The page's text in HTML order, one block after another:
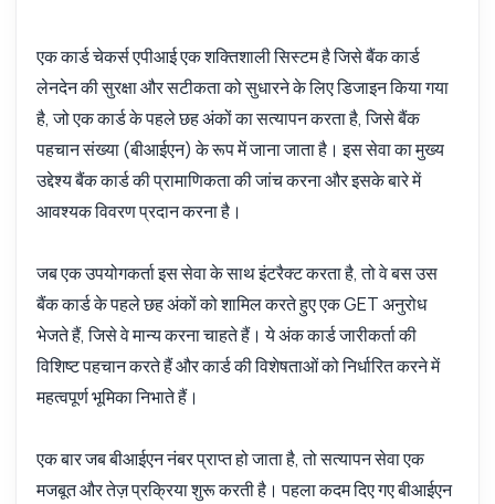
एक कार्ड चेकर्स एपीआई एक शक्तिशाली सिस्टम है जिसे बैंक कार्ड
लेनदेन की सुरक्षा और सटीकता को सुधारने के लिए डिजाइन किया गया
है, जो एक कार्ड के पहले छह अंकों का सत्यापन करता है, जिसे बैंक
पहचान संख्या (बीआईएन) के रूप में जाना जाता है। इस सेवा का मुख्य
उद्देश्य बैंक कार्ड की प्रामाणिकता की जांच करना और इसके बारे में
आवश्यक विवरण प्रदान करना है।
जब एक उपयोगकर्ता इस सेवा के साथ इंटरैक्ट करता है, तो वे बस उस
बैंक कार्ड के पहले छह अंकों को शामिल करते हुए एक GET अनुरोध
भेजते हैं, जिसे वे मान्य करना चाहते हैं। ये अंक कार्ड जारीकर्ता की
विशिष्ट पहचान करते हैं और कार्ड की विशेषताओं को निर्धारित करने में
महत्वपूर्ण भूमिका निभाते हैं।
एक बार जब बीआईएन नंबर प्राप्त हो जाता है, तो सत्यापन सेवा एक
मजबूत और तेज़ प्रक्रिया शुरू करती है। पहला कदम दिए गए बीआईएन
मुझे कौन सी त्रुटियाँ मिल सकती हैं?
यह API क्या कर सकता है? मुझे एक कोड उदाहरण दिखाएं
इसकी कीमत क्या है?
Zyla AI द्वारा उत्तरित · मैं सपोर्ट से पूछना पसंद करता हूँ